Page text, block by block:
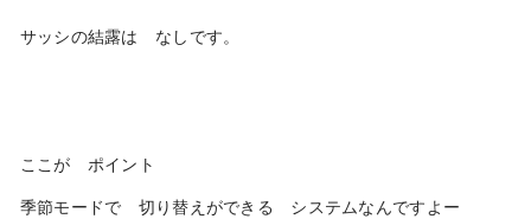
サッシの結露は なしです。
ここが ポイント
季節モードで 切り替えができる システムなんですよー